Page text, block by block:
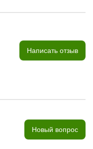
Написать отзыв
Новый вопрос